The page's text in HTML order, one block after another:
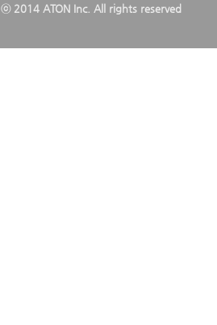
ⓒ 2014 ATON Inc. All rights reserved